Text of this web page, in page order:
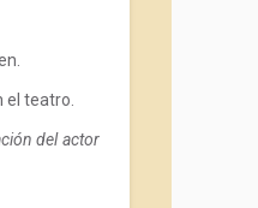
el teatro.
del actor